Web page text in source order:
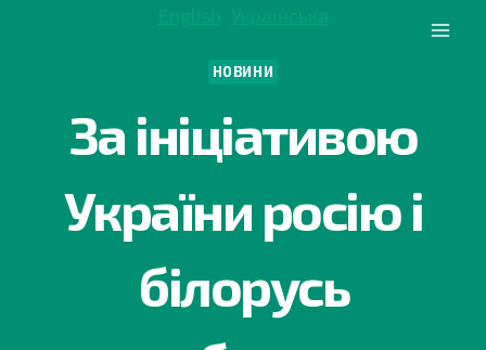
НОВИНИ
За ініціативою
України росію і
білорусь